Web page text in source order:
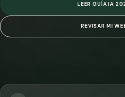
LEER GUÍA IA
REVISAR MI